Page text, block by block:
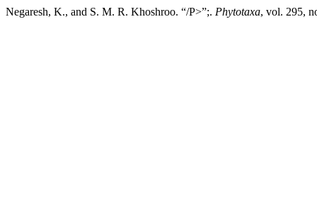
Negaresh, K., and S. M. R. Khoshroo. “/P>”;. Phytotaxa, vol. 295,